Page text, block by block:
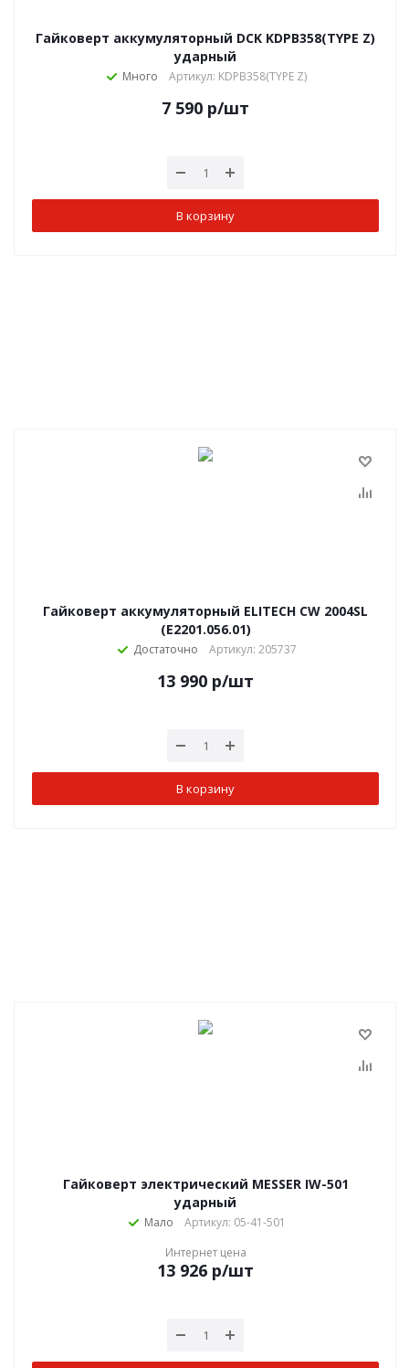
Гайковерт аккумуляторный DCK KDPB358(TYPE Z)
ударный
Много Артикул: KDPB358(TYPE Z)
7 590 р/шт
В корзину
Гайковерт аккумуляторный ELITECH CW 2004SL
(E2201.056.01)
Достаточно Артикул: 205737
13 990 р/шт
В корзину
Гайковерт электрический MESSER IW-501
ударный
Мало
Артикул: 05-41-501
Интернет цена
13 926 р/шт